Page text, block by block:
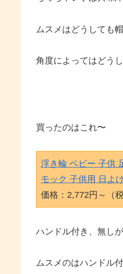
ムスメはどうしても
角度によってはどう
買ったのはこれ〜
浮き輪 ベビー 子供
モック 子供用 日よ
価格：2,772円～（
ハンドル付き、無し
ムスメのはハンドル